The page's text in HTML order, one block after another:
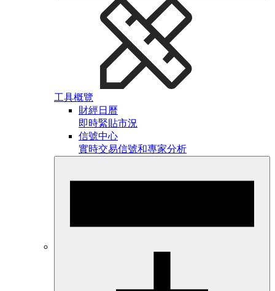
工具概覽
財經日曆
即時緊貼市況
信號中心
實時交易信號和專家分析